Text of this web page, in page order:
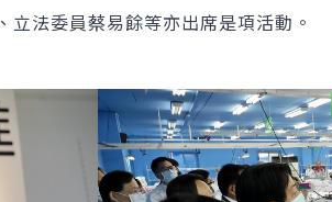
法委員蔡易餘等亦出席是項活動。